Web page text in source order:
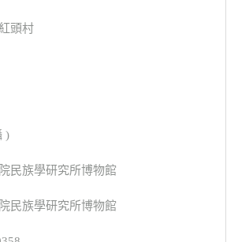
頭村
)
民族學研究所博物館
民族學研究所博物館